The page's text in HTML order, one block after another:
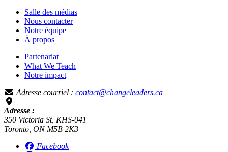
Salle des médias
Nous contacter
Notre équipe
À propos
Partenariat
What We Teach
Notre impact
Adresse courriel : contact@changeleaders.ca
Adresse :
350 Victoria St, KHS-041
Toronto, ON M5B 2K3
Facebook